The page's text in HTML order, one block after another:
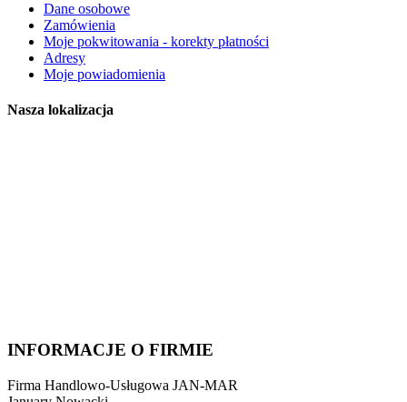
Dane osobowe
Zamówienia
Moje pokwitowania - korekty płatności
Adresy
Moje powiadomienia
Nasza lokalizacja
INFORMACJE O FIRMIE
Firma Handlowo-Usługowa JAN-MAR